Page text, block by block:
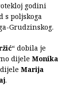
godini
s poljskoga
Grudzinskog.
“ dobila je
dijele Monika
Marija
.